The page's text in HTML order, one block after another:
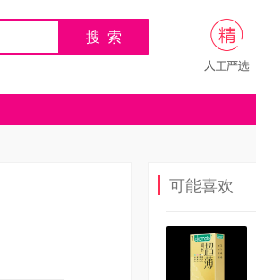
搜 索
可能喜欢